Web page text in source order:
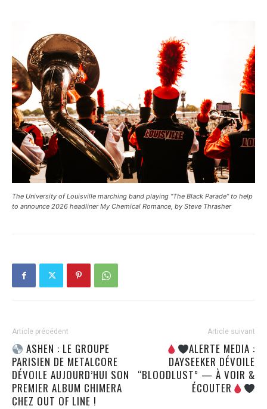
The University of Louisville marching band playing “The Black Parade” to help
to announce 2026 headliner My Chemical Romance, by Steve Thrasher
Article précédent
ASHEN : LE GROUPE
PARISIEN DE METALCORE
DÉVOILE AUJOURD’HUI SON
PREMIER ALBUM CHIMERA
CHEZ OUT OF LINE !
Article suivant
ALERTE MEDIA :
DAYSEEKER DÉVOILE
“BLOODLUST” — À VOIR &
ÉCOUTER